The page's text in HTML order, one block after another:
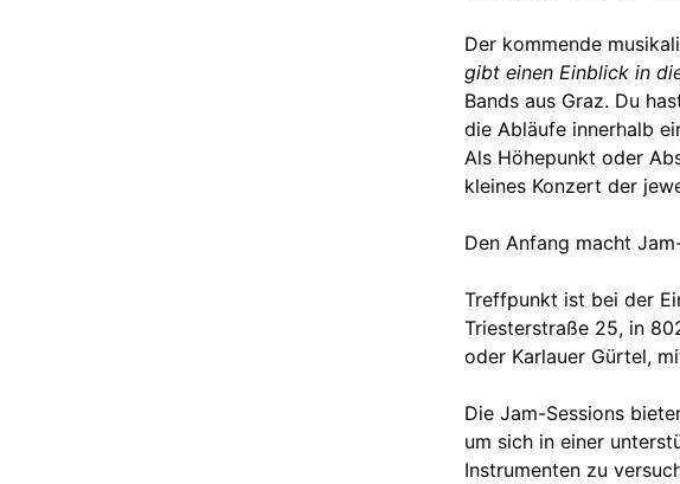
Der kommende
gibt einen Einblick in
Bands aus Graz. Du
die Abläufe innerhalb
Als Höhepunkt oder
kleines Konzert der
Den Anfang macht
Treffpunkt ist bei der
Triesterstraße 25, in
oder Karlauer Gürtel,
Die Jam-Sessions
um sich in einer
Instrumenten zu